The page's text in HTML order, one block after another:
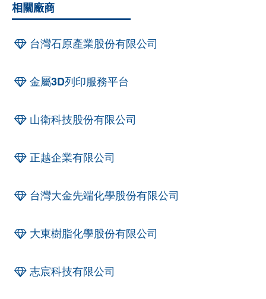
相關廠商
台灣石原產業股份有限公司
金屬3D列印服務平台
山衛科技股份有限公司
正越企業有限公司
台灣大金先端化學股份有限公司
大東樹脂化學股份有限公司
志宸科技有限公司